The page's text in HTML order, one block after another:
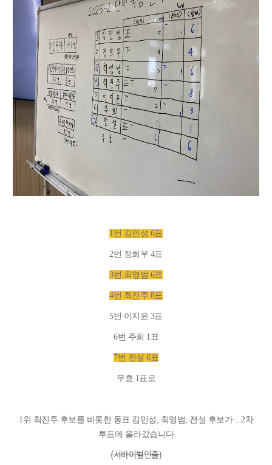
1번 김민성 6표
2번 정희우 4표
3번 최영범 6표
4번 최진주 8표
5번 이지윤 3표
6번 주희 1표
7번 전설 6표
무효 1표로
1위 최진주 후보를 비롯한 동표 김민성, 최영범, 전설 후보가 .. 2차
투표에 올라갔습니다
(서바이벌인줄)